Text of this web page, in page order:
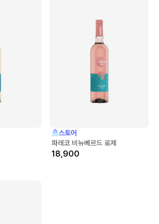
스토어
파레코 비뉴베르드 로제
18,900